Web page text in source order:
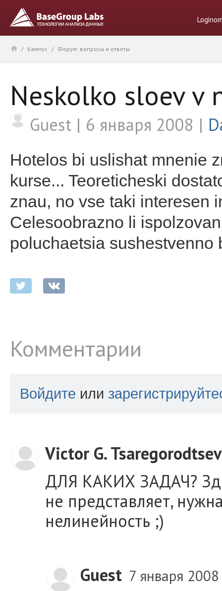
/ Кампус / Форум: вопросы и ответы
Neskolko sloev v
Guest 6 января 2008
Hotelos bi uslishat mnenie
kurse... Teoreticheski
znau, no vse taki interesen
Celesoobrazno li
poluchaetsia sushestvenno
Комментарии
Войдите или
Victor G. Tsaregorodtsev
ДЛЯ КАКИХ ЗАДАЧ?
не представляет,
нелинейность ;)
Guest 7 января